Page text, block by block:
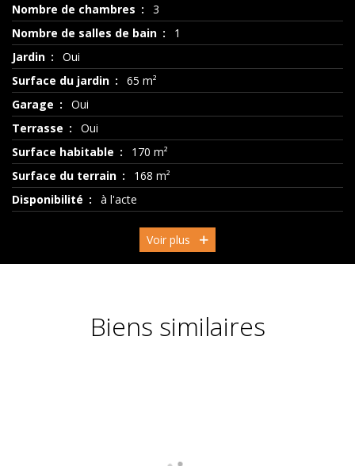
Nombre de chambres
3
Nombre de salles de bain
1
Jardin
Oui
Surface du jardin
65 m²
Garage
Oui
Terrasse
Oui
Surface habitable
170 m²
Surface du terrain
168 m²
Disponibilité
à l'acte
Voir plus
Biens similaires